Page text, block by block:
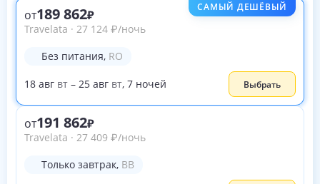
САМЫЙ ДЕШЁВЫЙ
от189 862
Travelata · 27 124 ₽/ночь
Без питания, RO
18 авг вт – 25 авг вт, 7 ночей Выбрать
от191 862
Travelata · 27 409 ₽/ночь
Только завтрак, BB